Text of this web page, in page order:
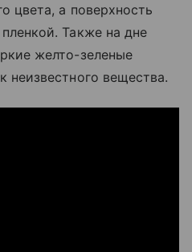
цвета, а поверхность
Также на дне
желто-зеленые
неизвестного вещества.